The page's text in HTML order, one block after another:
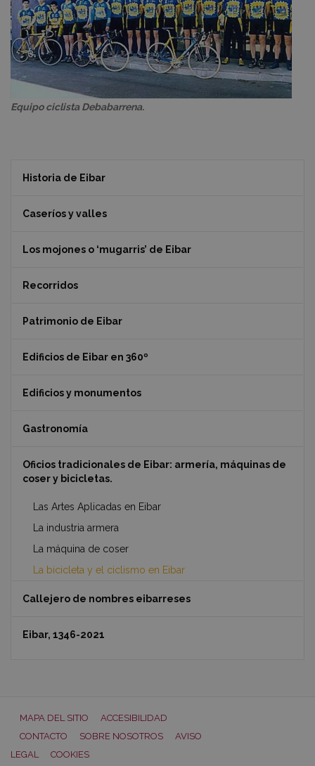
Equipo ciclista Debabarrena.
Historia de Eibar
Caseríos y valles
Los mojones o ‘mugarris’ de Eibar
Recorridos
Patrimonio de Eibar
Edificios de Eibar en 360º
Edificios y monumentos
Gastronomía
Oficios tradicionales de Eibar: armería, máquinas de
coser y bicicletas.
Las Artes Aplicadas en Eibar
La industria armera
La máquina de coser
La bicicleta y el ciclismo en Eibar
Callejero de nombres eibarreses
Eibar, 1346-2021
MAPA DEL SITIO
ACCESIBILIDAD
CONTACTO
SOBRE NOSOTROS
AVISO
LEGAL
COOKIES